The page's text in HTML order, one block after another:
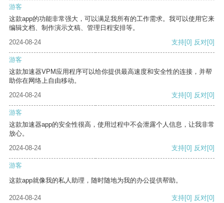
游客
这款app的功能非常强大，可以满足我所有的工作需求。我可以使用它来
编辑文档、制作演示文稿、管理日程安排等。
2024-08-24
支持[0] 反对[0]
游客
这款加速器VPM应用程序可以给你提供最高速度和安全性的连接，并帮
助你在网络上自由移动。
2024-08-24
支持[0] 反对[0]
游客
这款加速器app的安全性很高，使用过程中不会泄露个人信息，让我非常
放心。
2024-08-24
支持[0] 反对[0]
游客
这款app就像我的私人助理，随时随地为我的办公提供帮助。
2024-08-24 支持[0] 反对[0]